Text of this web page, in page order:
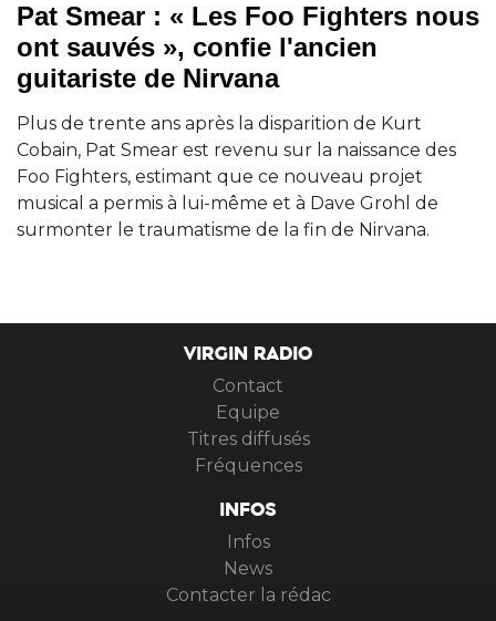
Pat Smear : « Les Foo Fighters nous
ont sauvés », confie l'ancien
guitariste de Nirvana
Plus de trente ans après la disparition de Kurt
Cobain, Pat Smear est revenu sur la naissance des
Foo Fighters, estimant que ce nouveau projet
musical a permis à lui-même et à Dave Grohl de
surmonter le traumatisme de la fin de Nirvana.
VIRGIN RADIO
Contact
Equipe
Titres diffusés
Fréquences
INFOS
Infos
News
Contacter la rédac